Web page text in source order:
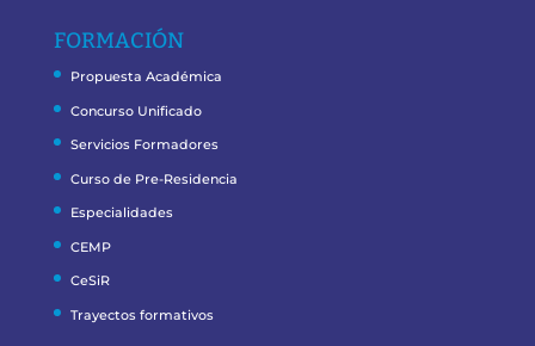
FORMACIÓN
Propuesta Académica
Concurso Unificado
Servicios Formadores
Curso de Pre-Residencia
Especialidades
CEMP
CeSiR
Trayectos formativos